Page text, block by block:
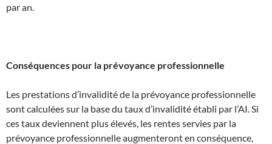
par an.
Conséquences pour la prévoyance professionnelle
Les prestations d’invalidité de la prévoyance professionnelle
sont calculées sur la base du taux d’invalidité établi par l’AI. Si
ces taux deviennent plus élevés, les rentes servies par la
prévoyance professionnelle augmenteront en conséquence,